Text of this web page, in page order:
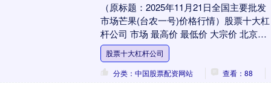
（原标题：2025年11月21日全国主要批发
市场芒果(台农一号)价格行情）股票十大杠
杆公司 市场 最高价 最低价 大宗价 北京新
发地农副产品批发市场信息中心 3....
股票十大杠杆公司
分类：中国股票配资网站
查看：88